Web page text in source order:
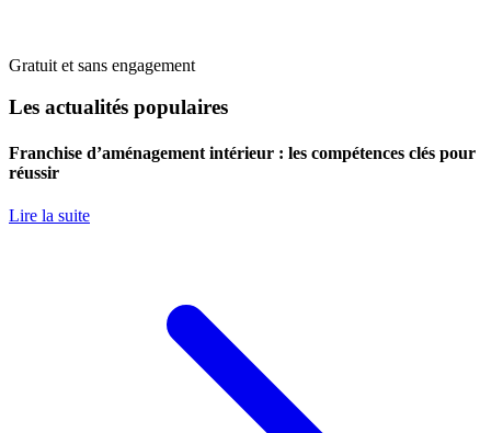
Gratuit et sans engagement
Les actualités populaires
Franchise d’aménagement intérieur : les compétences clés pour
réussir
Lire la suite